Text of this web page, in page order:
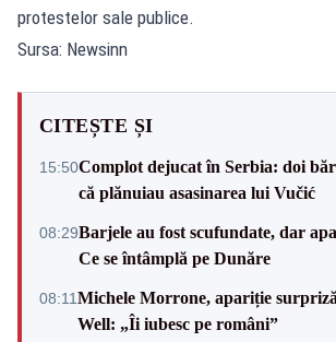
protestelor sale publice.
Sursa: Newsinn
CITEȘTE ȘI
15:50Complot dejucat în Serbia: doi
că plănuiau asasinarea lui Vučić
08:29Barjele au fost scufundate, dar
Ce se întâmplă pe Dunăre
08:11Michele Morrone, apariție
Well: „Îi iubesc pe români”